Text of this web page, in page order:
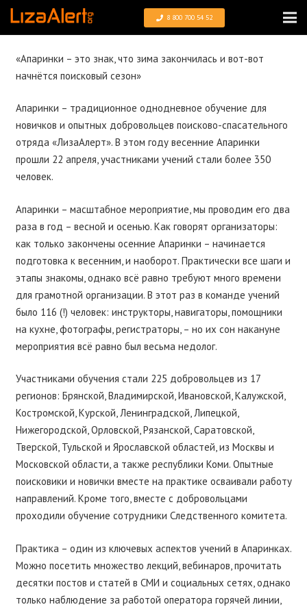
8 800 700 54 52
«Апаринки – это знак, что зима закончилась и вот-вот
начнётся поисковый сезон»
Апаринки – традиционное однодневное обучение для
новичков и опытных добровольцев поисково-спасательного
отряда «ЛизаАлерт». В этом году весенние Апаринки
прошли 22 апреля, участниками учений стали более 350
человек.
Апаринки – масштабное мероприятие, мы проводим его два
раза в год – весной и осенью. Как говорят организаторы:
как только закончены осенние Апаринки – начинается
подготовка к весенним, и наоборот. Практически все шаги и
этапы знакомы, однако всё равно требуют много времени
для грамотной организации. В этот раз в команде учений
было 116 (!) человек: инструкторы, навигаторы, помощники
на кухне, фотографы, регистраторы, – но их сон накануне
мероприятия всё равно был весьма недолог.
Участниками обучения стали 225 добровольцев из 17
регионов: Брянской, Владимирской, Ивановской, Калужской,
Костромской, Курской, Ленинградской, Липецкой,
Нижегородской, Орловской, Рязанской, Саратовской,
Тверской, Тульской и Ярославской областей, из Москвы и
Московской области, а также республики Коми. Опытные
поисковики и новички вместе на практике осваивали работу
направлений. Кроме того, вместе с добровольцами
проходили обучение сотрудники Следственного комитета.
Практика – один из ключевых аспектов учений в Апаринках.
Можно посетить множество лекций, вебинаров, прочитать
десятки постов и статей в СМИ и социальных сетях, однако
только наблюдение за работой оператора горячей линии,